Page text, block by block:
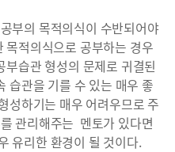
부의 목적의식이 수반되어야
적의식으로 공부하는 경우
습관 형성의 문제로 귀결된
습관을 기를 수 있는 매우 좋
성하기는 매우 어려우므로 주
관리해주는 멘토가 있다면
유리한 환경이 될 것이다.